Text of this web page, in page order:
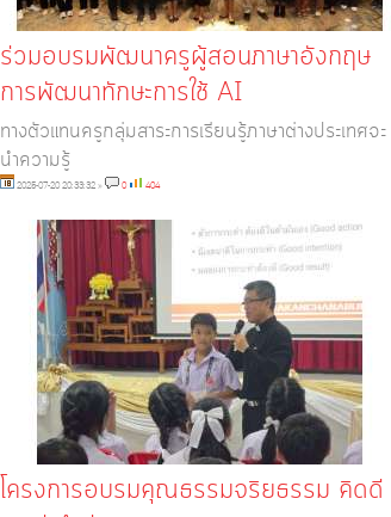
ร่วมอบรมพัฒนาครูผู้สอนภาษาอังกฤษ
การพัฒนาทักษะการใช้ AI
ทางตัวแทนครูกลุ่มสาระการเรียนรู้ภาษาต่างประเทศจะ
นำความรู้
2025-07-20 20:33:32 » 0 404
โครงการอบรมคุณธรรมจริยธรรม คิดดี